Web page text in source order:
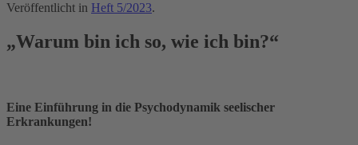
Veröffentlicht in Heft 5/2023.
„Warum bin ich so, wie ich bin?“
Eine Einführung in die Psychodynamik seelischer
Erkrankungen!